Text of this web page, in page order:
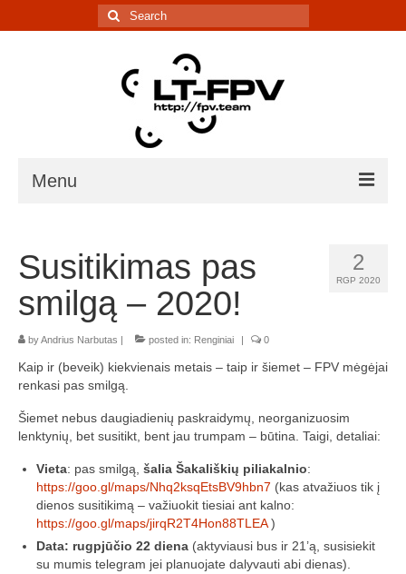
Search
for:
Menu
5.8G kanalų skaičiuoklė
Laiko matavimo sistema
IR davikliai – sąrašai, informacija
Lenktynės/renginiai
„Savaitės lyga”
LT-FPV
LT-FPV Komanda
Komandos logo
2
RGP 2020
Susitikimas pas
smilgą – 2020!
byAndrius Narbutas | posted in: Renginiai | 0
Kaip ir (beveik) kiekvienais metais – taip ir šiemet – FPV mėgėjai
renkasi pas smilgą.
Šiemet nebus daugiadienių paskraidymų, neorganizuosim
lenktynių, bet susitikt, bent jau trumpam – būtina. Taigi, detaliai:
Vieta: pas smilgą, šalia Šakališkių piliakalnio:
https://goo.gl/maps/Nhq2ksqEtsBV9hbn7 (kas atvažiuos tik į
dienos susitikimą – važiuokit tiesiai ant kalno:
https://goo.gl/maps/jirqR2T4Hon88TLEA)
Data: rugpjūčio 22 diena (aktyviausi bus ir 21’ą, susisiekit
su mumis telegram jei planuojate dalyvauti abi dienas).